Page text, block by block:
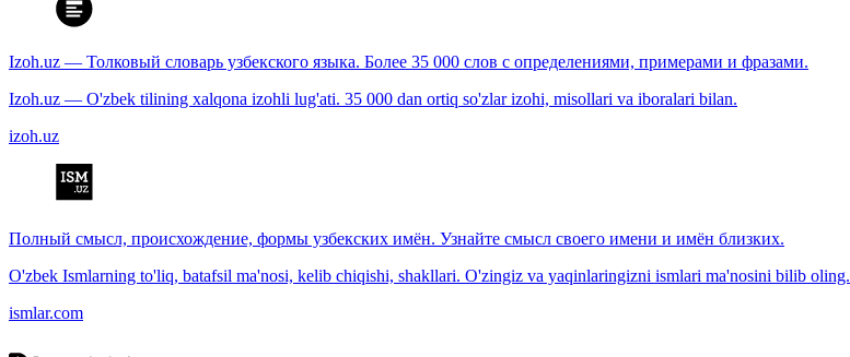
Izoh.uz — Толковый словарь узбекского языка. Более 35 000 слов с определениями, примерами и фразами.
Izoh.uz — O'zbek tilining xalqona izohli lug'ati. 35 000 dan ortiq so'zlar izohi, misollari va iboralari bilan.
izoh.uz
Полный смысл, происхождение, формы узбекских имён. Узнайте смысл своего имени и имён близких.
O'zbek Ismlarning to'liq, batafsil ma'nosi, kelib chiqishi, shakllari. O'zingiz va yaqinlaringizni ismlari ma'nosini bilib oling.
ismlar.com